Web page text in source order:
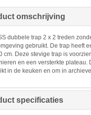
omschrijving
dubbele trap 2 x 2 treden
gebruikt. De trap heeft
cm. Deze stevige trap is
en een versterkte plateau.
in de keuken en om in
specificaties